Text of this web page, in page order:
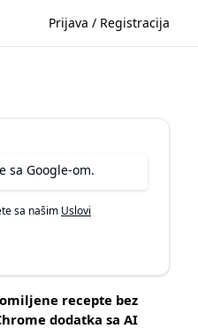
Prijava / Registracija
sa Google-om.
sa našim Uslovi
recepte bez
dodatka sa AI